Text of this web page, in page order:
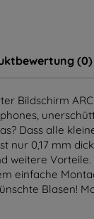
(0)
Bildschirm
Dass alle
nur 0,17 mm
weitere
einfache
Blasen!